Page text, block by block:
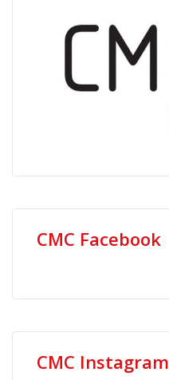
CMC Facebook
CMC Instagram